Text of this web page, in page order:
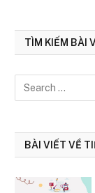
TÌM KIẾM BÀI
BÀI VIẾT VỀ